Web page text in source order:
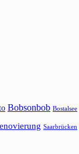
Bobsonbob Bostalsee
Saarbrücken